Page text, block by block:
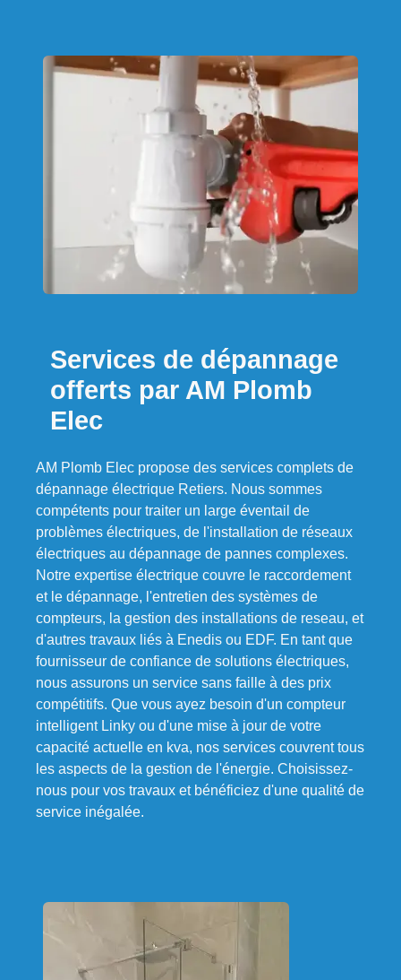
Services de dépannage
offerts par AM Plomb
Elec
AM Plomb Elec propose des services complets de
dépannage électrique Retiers. Nous sommes
compétents pour traiter un large éventail de
problèmes électriques, de l'installation de réseaux
électriques au dépannage de pannes complexes.
Notre expertise électrique couvre le raccordement
et le dépannage, l'entretien des systèmes de
compteurs, la gestion des installations de reseau, et
d'autres travaux liés à Enedis ou EDF. En tant que
fournisseur de confiance de solutions électriques,
nous assurons un service sans faille à des prix
compétitifs. Que vous ayez besoin d'un compteur
intelligent Linky ou d'une mise à jour de votre
capacité actuelle en kva, nos services couvrent tous
les aspects de la gestion de l'énergie. Choisissez-
nous pour vos travaux et bénéficiez d'une qualité de
service inégalée.